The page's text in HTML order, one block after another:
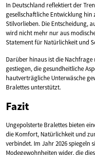
In Deutschland reflektiert der
gesellschaftliche Entwicklung
Stilvorlieben. Die Entscheidung,
wird nicht mehr nur aus
Statement für Natürlichkeit und
Darüber hinaus ist die
gestiegen, die gesundheitliche
hautverträgliche Unterwäsche
Bralettes unterstützt.
Fazit
Ungepolsterte Bralettes bieten
die Komfort, Natürlichkeit und
verbindet. Im Jahr 2026 spiegeln
Modegewohnheiten wider, die